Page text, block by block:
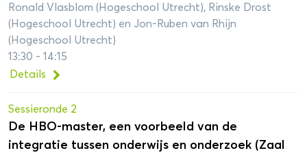
Ronald Vlasblom (Hogeschool Utrecht), Rinske Drost
(Hogeschool Utrecht) en Jon-Ruben van Rhijn
(Hogeschool Utrecht)
13:30 - 14:15
Details
Sessieronde 2
De HBO-master, een voorbeeld van de
integratie tussen onderwijs en onderzoek (Zaal